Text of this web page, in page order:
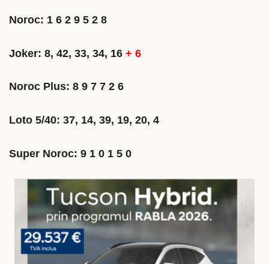
Noroc: 1 6 2 9 5 2 8
Joker: 8, 42, 33, 34, 16 + 6
Noroc Plus: 8 9 7 7 2 6
Loto 5/40: 37, 14, 39, 19, 20, 4
Super Noroc: 9 1 0 1 5 0